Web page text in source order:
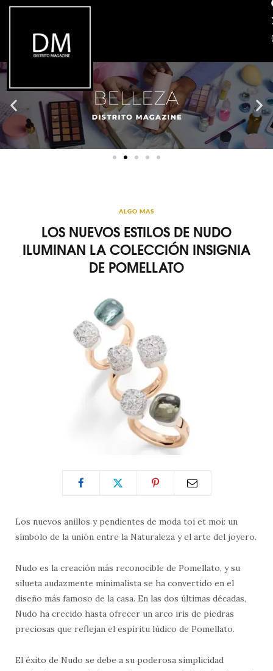
ALGO MAS
LOS NUEVOS ESTILOS DE NUDO
ILUMINAN LA COLECCIÓN INSIGNIA
DE POMELLATO
Los nuevos anillos y pendientes de moda toi et moi: un
símbolo de la unión entre la Naturaleza y el arte del joyero.
Nudo es la creación más reconocible de Pomellato, y su
silueta audazmente minimalista se ha convertido en el
diseño más famoso de la casa. En las dos últimas décadas,
Nudo ha crecido hasta ofrecer un arco iris de piedras
preciosas que reflejan el espíritu lúdico de Pomellato.
El éxito de Nudo se debe a su poderosa simplicidad